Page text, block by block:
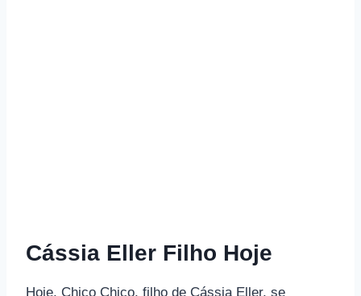
Cássia Eller Filho Hoje
Hoje, Chico Chico, filho de Cássia Eller, se